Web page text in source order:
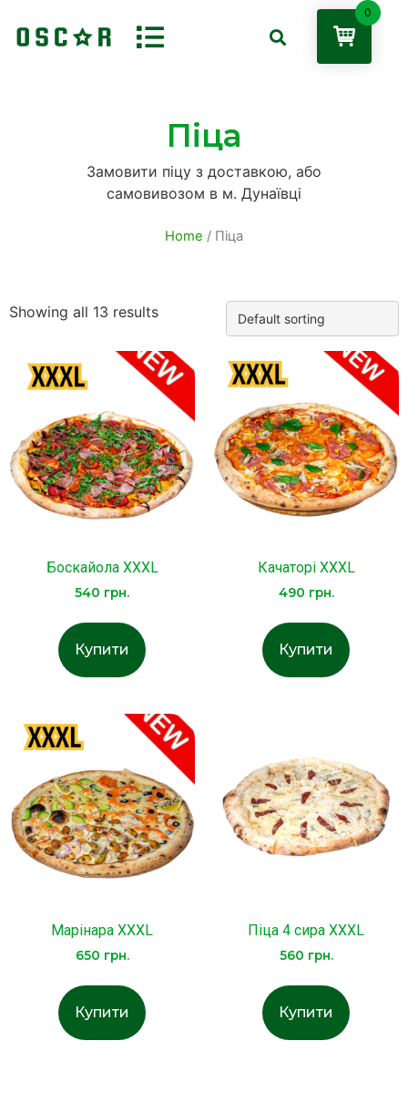
Піца
Замовити піцу з доставкою, або
самовивозом в м. Дунаївці
Home / Піца
Showing all 13 results
Боскайола XXXL
540 грн.
Купити
Качаторі XXXL
490 грн.
Купити
Марінара XXXL
650 грн.
Купити
Піца 4 сира XXXL
560 грн.
Купити
0